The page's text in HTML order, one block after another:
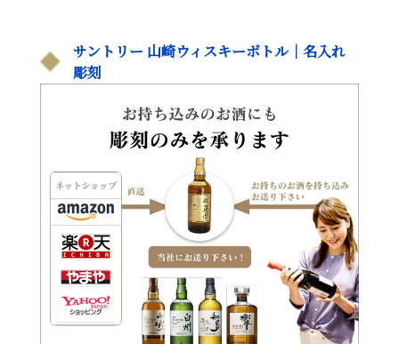
サントリー 山崎ウィスキーボトル｜名入れ
彫刻